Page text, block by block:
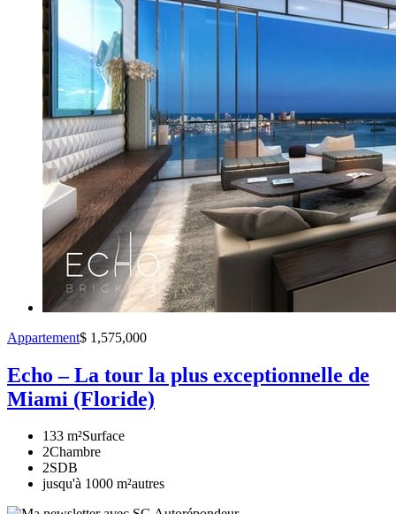
Appartement$ 1,575,000
Echo – La tour la plus exceptionnelle de
Miami (Floride)
133 m²Surface
2Chambre
2SDB
jusqu'à 1000 m²autres